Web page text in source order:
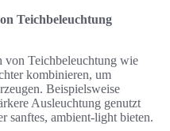
Teichbeleuchtung
von Teichbeleuchtung wie
kombinieren, um
Beispielsweise
Ausleuchtung genutzt
sanftes, ambient-light bieten.